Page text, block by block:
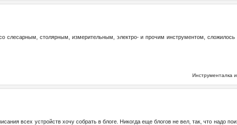
слесарным, столярным, измерительным, электро- и прочим инструментом,
Инструменталка
всех устройств хочу собрать в блоге. Никогда еще блогов не вел, так, что надо